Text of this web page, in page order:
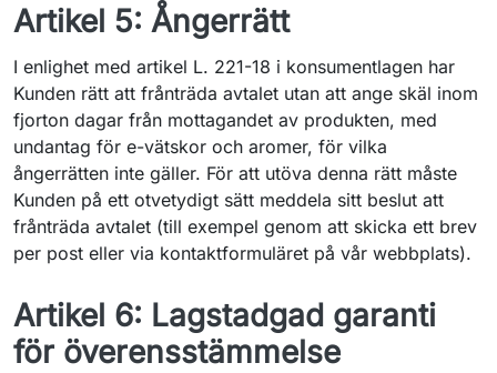
Artikel 5: Ångerrätt
I enlighet med artikel L. 221-18 i konsumentlagen har
Kunden rätt att frånträda avtalet utan att ange skäl inom
fjorton dagar från mottagandet av produkten, med
undantag för e-vätskor och aromer, för vilka
ångerrätten inte gäller. För att utöva denna rätt måste
Kunden på ett otvetydigt sätt meddela sitt beslut att
frånträda avtalet (till exempel genom att skicka ett brev
per post eller via kontaktformuläret på vår webbplats).
Artikel 6: Lagstadgad garanti
för överensstämmelse